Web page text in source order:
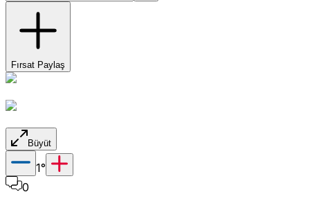
Fırsat Paylaş
Büyüt
1°
0